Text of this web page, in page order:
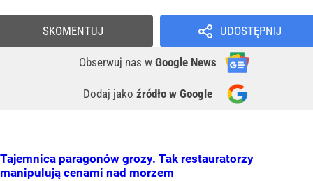
UDOSTĘPNIJ
Obserwuj nas w Google News
Dodaj jako źródło w Google
SKOMENTUJ
Tajemnica paragonów grozy. Tak restauratorzy
manipulują cenami nad morzem